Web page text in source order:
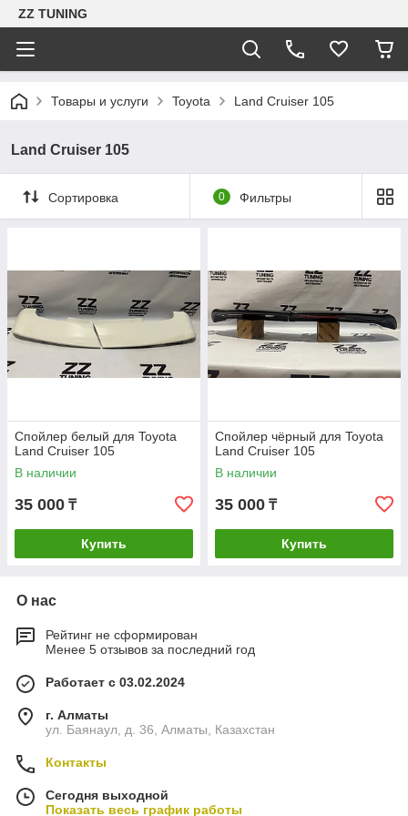
ZZ TUNING
Товары и услуги Toyota Land Cruiser 105
Land Cruiser 105
Сортировка 0 Фильтры
Спойлер белый для Toyota
Land Cruiser 105
В наличии
35 000 ₸
Купить
Спойлер чёрный для Toyota
Land Cruiser 105
В наличии
35 000 ₸
Купить
О нас
Рейтинг не сформирован
Менее 5 отзывов за последний год
Работает с 03.02.2024
г. Алматы
ул. Баянаул, д. 36, Алматы, Казахстан
Контакты
Сегодня выходной
Показать весь график работы